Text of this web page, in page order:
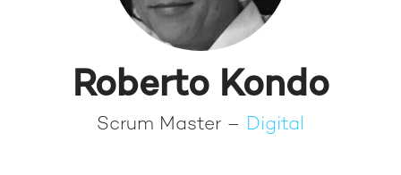
Roberto Kondo
Scrum Master – Digital